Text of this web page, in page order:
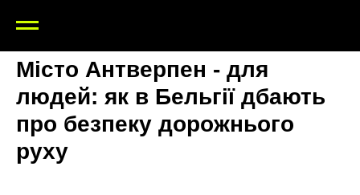
Місто Антверпен - для
людей: як в Бельгії дбають
про безпеку дорожнього
руху